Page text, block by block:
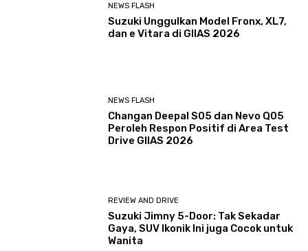
NEWS FLASH
Suzuki Unggulkan Model Fronx, XL7,
dan e Vitara di GIIAS 2026
NEWS FLASH
Changan Deepal S05 dan Nevo Q05
Peroleh Respon Positif di Area Test
Drive GIIAS 2026
REVIEW AND DRIVE
Suzuki Jimny 5-Door: Tak Sekadar
Gaya, SUV Ikonik Ini juga Cocok untuk
Wanita